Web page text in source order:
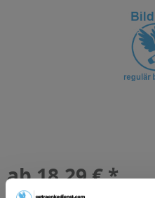
ab 18,29 € *
Inhalt: